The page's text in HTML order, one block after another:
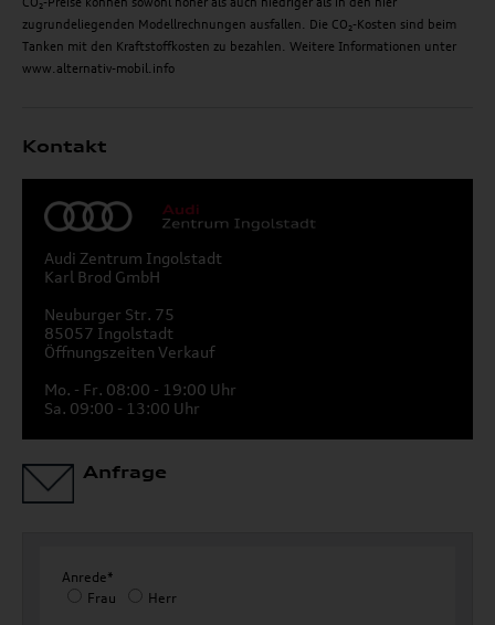
zugrundeliegenden Modellrechnungen ausfallen. Die CO₂-Kosten sind beim
Tanken mit den Kraftstoffkosten zu bezahlen. Weitere Informationen unter
www.alternativ-mobil.info
Kontakt
Audi Zentrum Ingolstadt
Karl Brod GmbH
Neuburger Str. 75
85057 Ingolstadt
Öffnungszeiten Verkauf
Mo. - Fr. 08:00 - 19:00 Uhr
Sa. 09:00 - 13:00 Uhr
Anfrage
Anrede*
Frau
Herr